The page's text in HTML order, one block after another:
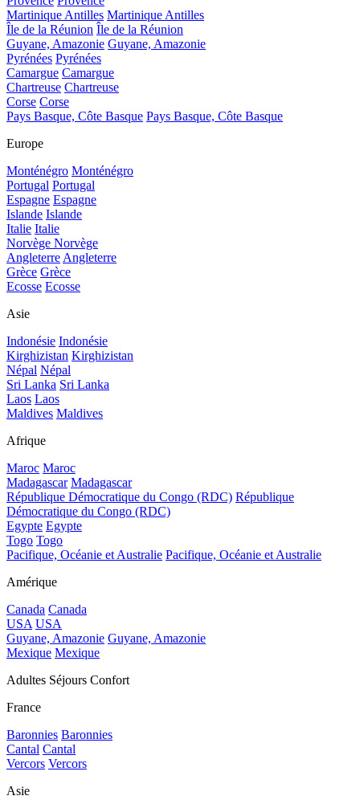
Martinique Antilles Martinique Antilles
Île de la Réunion Île de la Réunion
Guyane, Amazonie Guyane, Amazonie
Pyrénées Pyrénées
Camargue Camargue
Chartreuse Chartreuse
Corse Corse
Pays Basque, Côte Basque Pays Basque, Côte Basque
Europe
Monténégro Monténégro
Portugal Portugal
Espagne Espagne
Islande Islande
Italie Italie
Norvège Norvège
Angleterre Angleterre
Grèce Grèce
Ecosse Ecosse
Asie
Indonésie Indonésie
Kirghizistan Kirghizistan
Népal Népal
Sri Lanka Sri Lanka
Laos Laos
Maldives Maldives
Afrique
Maroc Maroc
Madagascar Madagascar
République Démocratique du Congo (RDC) République
Démocratique du Congo (RDC)
Egypte Egypte
Togo Togo
Pacifique, Océanie et Australie Pacifique, Océanie et Australie
Amérique
Canada Canada
USA USA
Guyane, Amazonie Guyane, Amazonie
Mexique Mexique
Adultes Séjours Confort
France
Baronnies Baronnies
Cantal Cantal
Vercors Vercors
Asie